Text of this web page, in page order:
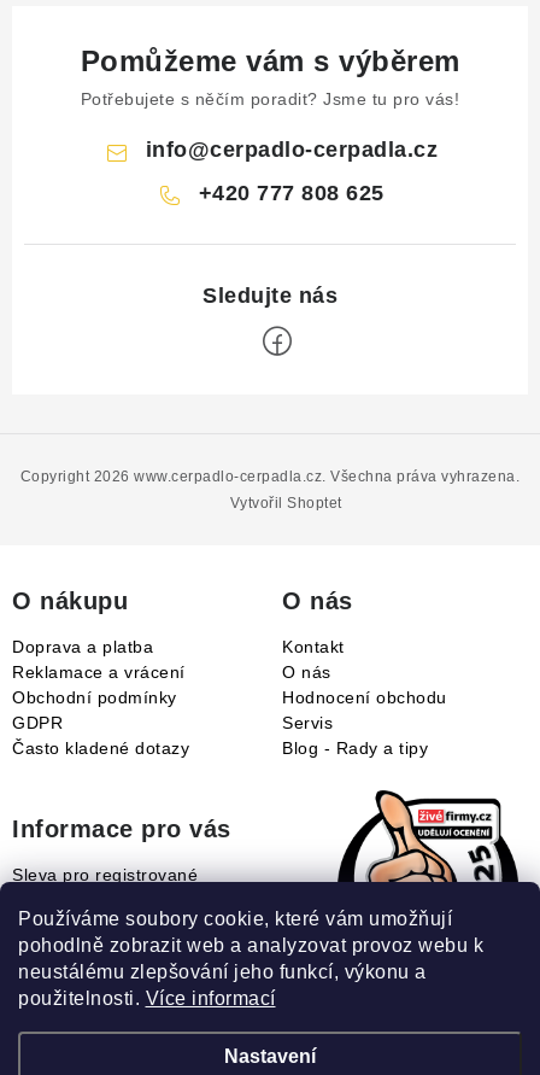
Používáme soubory cookie, které vám umožňují
pohodlně zobrazit web a analyzovat provoz webu k
neustálému zlepšování jeho funkcí, výkonu a
použitelnosti. Více informací
Nastavení
Pomůžeme vám s výběrem
Potřebujete s něčím poradit? Jsme tu pro vás!
info@cerpadlo-cerpadla.cz
+420 777 808 625
Vytvořil Shoptet
Copyright 2026www.cerpadlo-cerpadla.cz. Všechna práva vyhrazena.
O nákupu
Doprava a platba
Reklamace a vrácení
Obchodní podmínky
GDPR
Často kladené dotazy
O nás
Kontakt
O nás
Hodnocení obchodu
Servis
Blog - Rady a tipy
Informace pro vás
Sleva pro registrované
Jak uplatnit slevový kupón?
Jak nakupovat?
Slovník pojmů